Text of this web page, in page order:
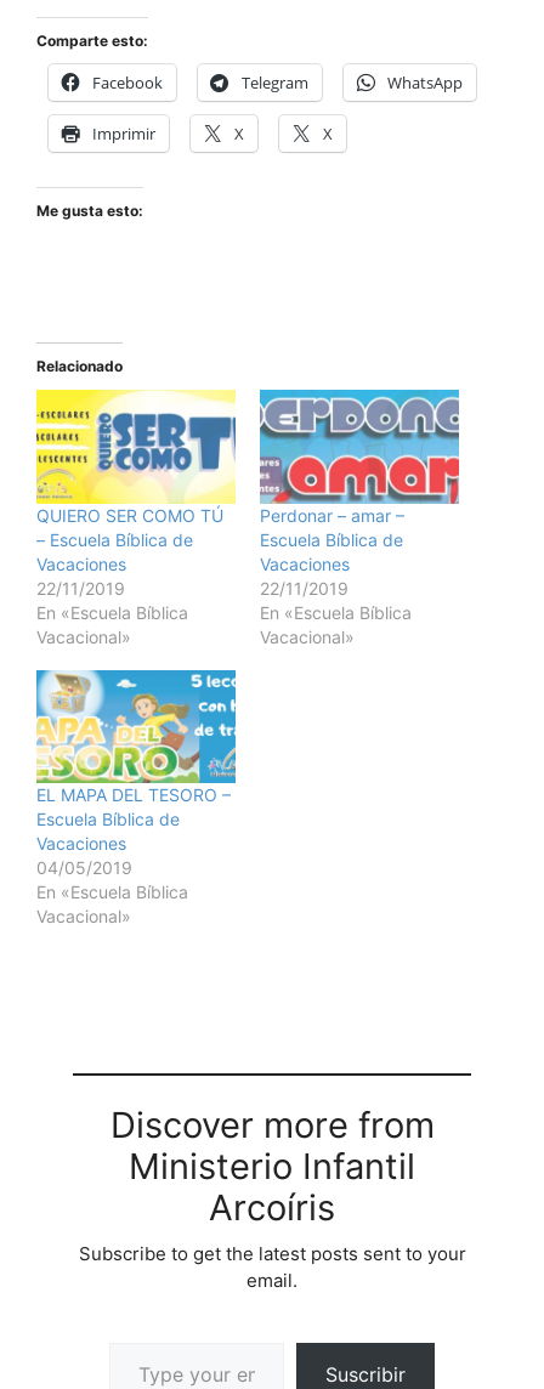
Comparte esto:
Facebook Telegram WhatsApp
Imprimir X X
Me gusta esto:
Relacionado
QUIERO SER COMO TÚ
– Escuela Bíblica de
Vacaciones
22/11/2019
En «Escuela Bíblica
Vacacional»
Perdonar – amar –
Escuela Bíblica de
Vacaciones
22/11/2019
En «Escuela Bíblica
Vacacional»
EL MAPA DEL TESORO –
Escuela Bíblica de
Vacaciones
04/05/2019
En «Escuela Bíblica
Vacacional»
Discover more from
Ministerio Infantil
Arcoíris
Subscribe to get the latest posts sent to your
email.
Suscribir